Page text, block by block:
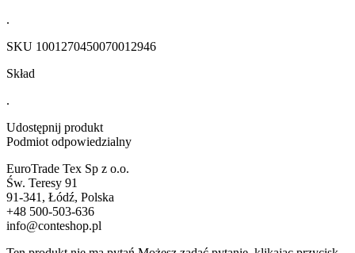
.
SKU 1001270450070012946
Skład
.
Udostępnij produkt
Podmiot odpowiedzialny
EuroTrade Tex Sp z o.o.
Św. Teresy 91
91-341, Łódź, Polska
+48 500-503-636
info@conteshop.pl